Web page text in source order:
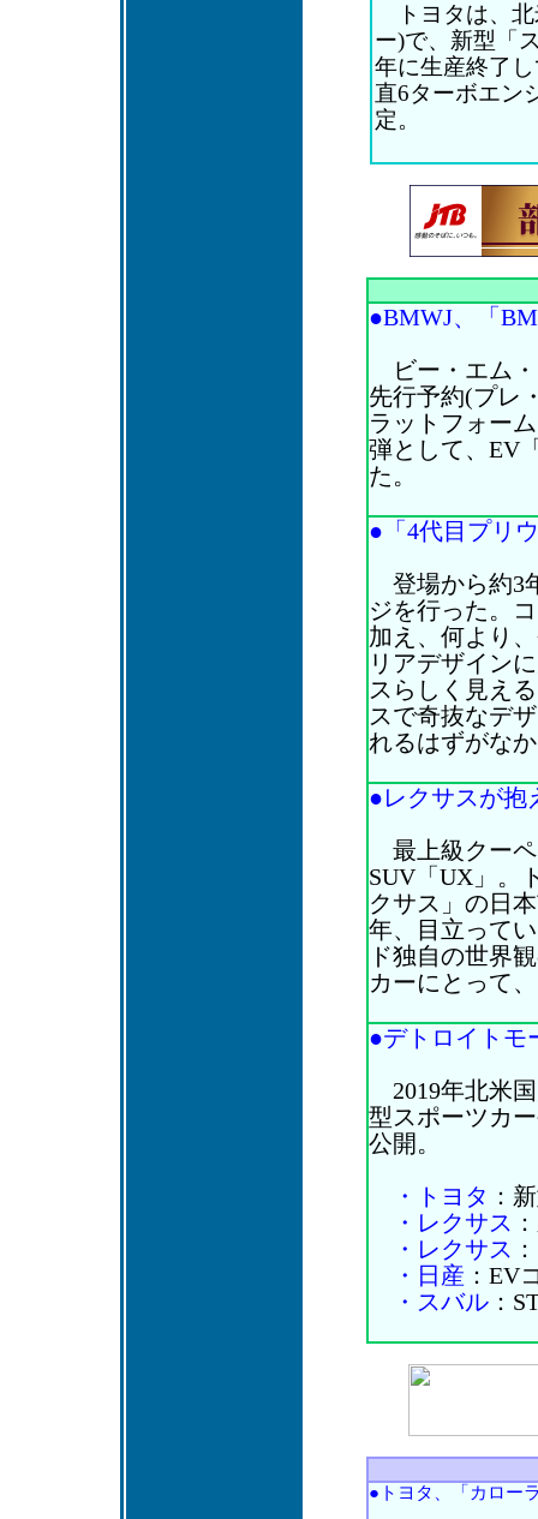
トヨタは、北
ー)で、新型「
年に生産終了
直6ターボエン
定。
●BMWJ、「
ビー・エム・
先行予約(プレ
ラットフォー
弾として、EV
た。
●「4代目プリ
登場から約3
ジを行った。
加え、何より
リアデザイン
スらしく見え
スで奇抜なデ
れるはずがな
●レクサスが抱
最上級クーペ
SUV「UX」。
クサス」の日
年、目立って
ド独自の世界
カーにとって
●デトロイトモ
2019年北米
型スポーツカ
公開。
・トヨタ ：
・レクサス
・レクサス
・日産 ：EV
・スバル：
●トヨタ、「カロー